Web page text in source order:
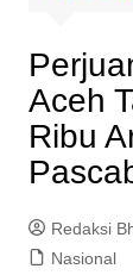
Aceh
Ribu
Redaksi
Nasional